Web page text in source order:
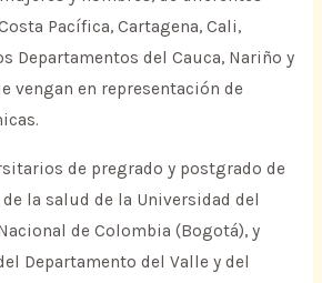
Pacífica, Cartagena, Cali,
Departamentos del Cauca, Nariño y
vengan en representación de
de pregrado y postgrado de
la salud de la Universidad del
de Colombia (Bogotá), y
Departamento del Valle y del